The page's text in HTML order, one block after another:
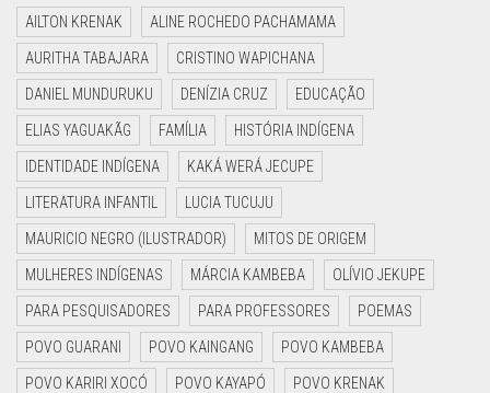
AILTON KRENAK ALINE ROCHEDO PACHAMAMA
AURITHA TABAJARA CRISTINO WAPICHANA
DANIEL MUNDURUKU DENÍZIA CRUZ EDUCAÇÃO
ELIAS YAGUAKÃG FAMÍLIA HISTÓRIA INDÍGENA
IDENTIDADE INDÍGENA KAKÁ WERÁ JECUPE
LITERATURA INFANTIL LUCIA TUCUJU
MAURICIO NEGRO (ILUSTRADOR) MITOS DE ORIGEM
MULHERES INDÍGENAS MÁRCIA KAMBEBA OLÍVIO JEKUPE
PARA PESQUISADORES PARA PROFESSORES POEMAS
POVO GUARANI POVO KAINGANG POVO KAMBEBA
POVO KARIRI XOCÓ POVO KAYAPÓ POVO KRENAK